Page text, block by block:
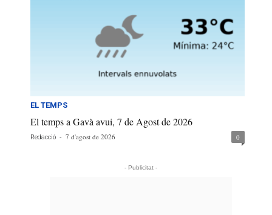
EL TEMPS
El temps a Gavà avui, 7 de Agost de 2026
Redacció - 7 d'agost de 2026 0
- Publicitat -